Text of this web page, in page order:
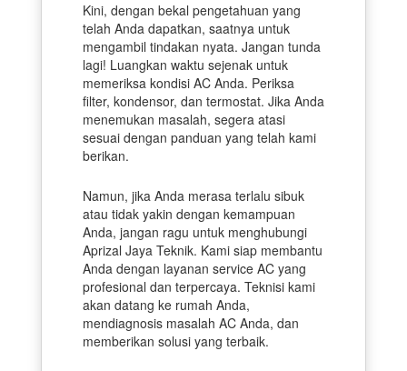
Kini, dengan bekal pengetahuan yang
telah Anda dapatkan, saatnya untuk
mengambil tindakan nyata. Jangan tunda
lagi! Luangkan waktu sejenak untuk
memeriksa kondisi AC Anda. Periksa
filter, kondensor, dan termostat. Jika Anda
menemukan masalah, segera atasi
sesuai dengan panduan yang telah kami
berikan.
Namun, jika Anda merasa terlalu sibuk
atau tidak yakin dengan kemampuan
Anda, jangan ragu untuk menghubungi
Aprizal Jaya Teknik. Kami siap membantu
Anda dengan layanan service AC yang
profesional dan terpercaya. Teknisi kami
akan datang ke rumah Anda,
mendiagnosis masalah AC Anda, dan
memberikan solusi yang terbaik.